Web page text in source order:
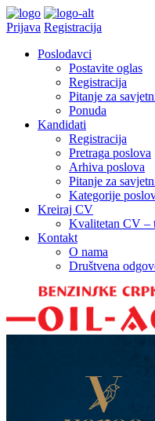
Prijava Registracija
Poslodavci
Postavite oglas
Registracija
Pitanje za
Ponuda
Kandidati
Registracija
Pretraga poslova
Arhiva poslova
Pitanje za
Kategorije
Kreiraj CV
Kvalitetan CV –
Kontakt
O nama
Društvena